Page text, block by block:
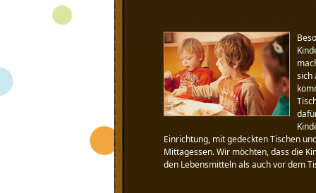
sich
Einrichtung, mit gedeckten Tischen
Mittagessen. Wir möchten, dass die
den Lebensmitteln als auch vor dem